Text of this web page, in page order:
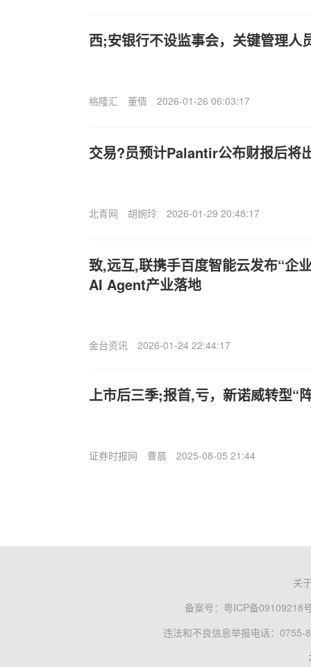
西;安银行不设监事会，关键管理人
格隆汇 董倩 2026-01-26 06:03:17
交易?员预计Palantir公布财报后将
北青网 胡婉玲 2026-01-29 20:48:17
致,远互,联携手百度智能云发布“企
AI Agent产业落地
金台资讯 2026-01-24 22:44:17
上市后三季;报首,亏，新诺威转型“
证券时报网 曹晨 2025-08-05 21:44
关
备案号： 粤ICP备09109218
违法和不良信息举报电话：0755-